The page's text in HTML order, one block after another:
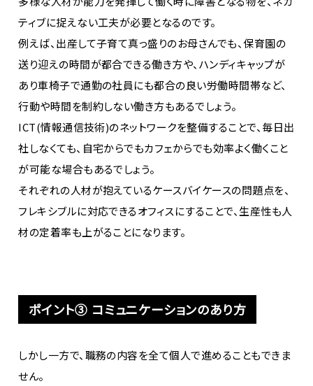
ティブに捉えない工夫が必要となるのです。
例えば、出産して子育て真っ盛りのお母さんでも、保育園の
送り迎えの時間が都合できる働き方や、ハンディキャップが
あり車椅子で通勤の社員にも都合の良い労働時間帯など、
行動や時間を制約しない働き方もあるでしょう。
ICT(情報通信技術)のネットワークを整備することで、毎日出
社しなくても、自宅からでもカフェからでも効率よく働くこと
が可能な場合もあるでしょう。
それぞれの人材が抱えているケースバイケースの問題点を、
フレキシブルに対応できるオフィスにすることで、生産性も人
材の定着率も上がることになります。
ポイント③ コミュニケーションのあり方
しかし一方で、職務の内容を全て個人で進めることもできま
せん。